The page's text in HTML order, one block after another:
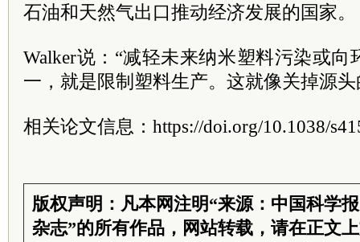
石油和天然气出口推动经济发展的国家。
Walker说：“减轻未来纳米塑料污染或
一，就是限制塑料生产。这就像关掉源
相关论文信息：https://doi.org/10.1038/
版权声明：凡本网注明“来源：中国科学
杂志”的所有作品，网站转载，请在正文